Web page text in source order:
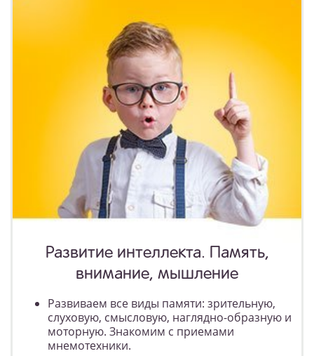
Развитие интеллекта. Память,
внимание, мышление
Развиваем все виды памяти: зрительную,
слуховую, смысловую, наглядно-образную и
моторную. Знакомим с приемами
мнемотехники.